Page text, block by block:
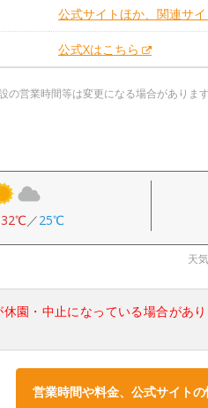
公式サイトほか、関連サ
公式Xはこちら
の営業時間等は変更になる場合がありま
32℃／25℃
天
園・中止になっている場合があ
営業時間や料金、公式サイト